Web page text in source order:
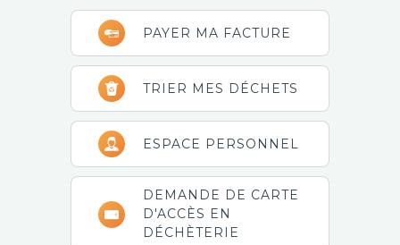
Barre
latérale
principale
PAYER MA FACTURE
TRIER MES DÉCHETS
ESPACE PERSONNEL
DEMANDE DE CARTE
D'ACCÈS EN
DÉCHÈTERIE